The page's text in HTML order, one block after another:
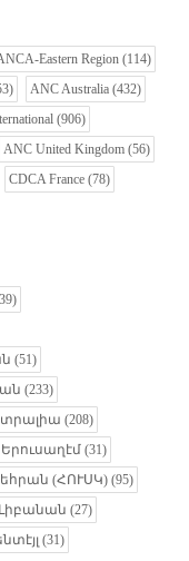
Eastern Region (114)
ANC Australia (432)
(906)
ANC United Kingdom (56)
CDCA France (78)
(51)
(233)
(208)
(31)
(ՀՈՒՍԿ) (95)
(27)
(31)